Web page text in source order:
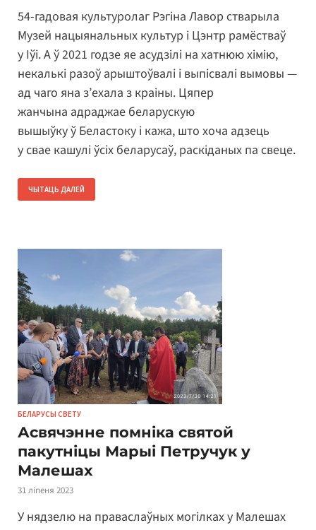
54-гадовая культуролаг Рэгіна Лавор стварыла
Музей нацыянальных культур і Цэнтр рамёстваў
у Іўі. А ў 2021 годзе яе асудзілі на хатнюю хімію,
некалькі разоў арыштоўвалі і выпісвалі вымовы —
ад чаго яна з’ехала з краіны. Цяпер
жанчына адраджае беларускую
вышыўку ў Беластоку і кажа, што хоча адзець
у свае кашулі ўсіх беларусаў, раскіданых па свеце.
ЧЫТАЦЬ ДАЛЕЙ
БЕЛАРУСЫ СВЕТУ
Асвячэнне помніка святой
пакутніцы Марыі Петручук у
Малешах
31 ліпеня 2023
У нядзелю на праваслаўных могілках у Малешах